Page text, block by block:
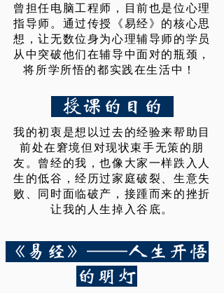
曾担任电脑工程师，目前也是位心理
指导师。通过传授《易经》的核心思
想，让无数位身为心理辅导师的学员
从中突破他们在辅导中面对的瓶颈，
将所学所悟的都实践在生活中！
授课的目的
我的初衷是想以过去的经验来帮助目
前处在窘境但对现状束手无策的朋
友。曾经的我，也像大家一样跌入人
生的低谷，经历过家庭破裂、生意失
败、同时面临破产，接踵而来的挫折
让我的人生掉入谷底。
《易经》——人生开悟
的明灯